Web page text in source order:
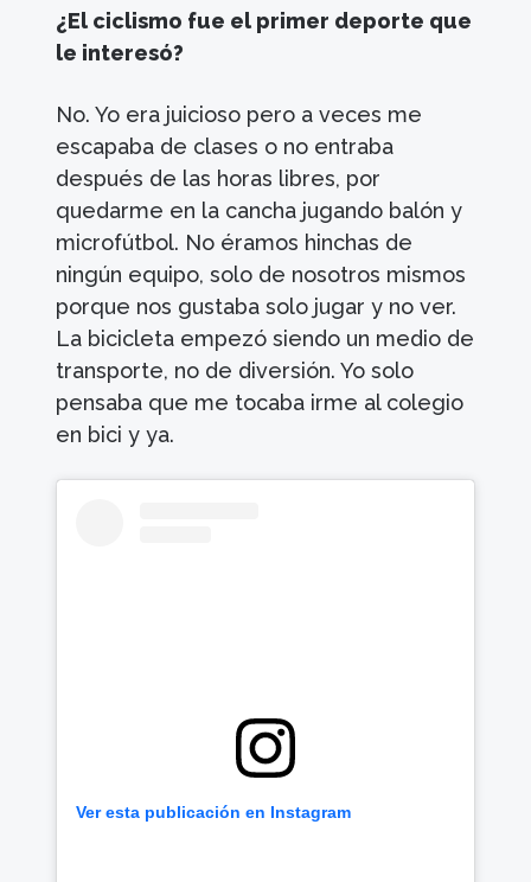
¿El ciclismo fue el primer deporte que
le interesó?
No. Yo era juicioso pero a veces me
escapaba de clases o no entraba
después de las horas libres, por
quedarme en la cancha jugando balón y
microfútbol. No éramos hinchas de
ningún equipo, solo de nosotros mismos
porque nos gustaba solo jugar y no ver.
La bicicleta empezó siendo un medio de
transporte, no de diversión. Yo solo
pensaba que me tocaba irme al colegio
en bici y ya.
Ver esta publicación en Instagram